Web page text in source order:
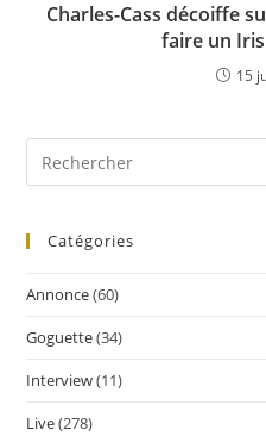
Charles-Cass décoiffe
faire un
15
Catégories
Annonce(60)
Goguette(34)
Interview(11)
Live(278)